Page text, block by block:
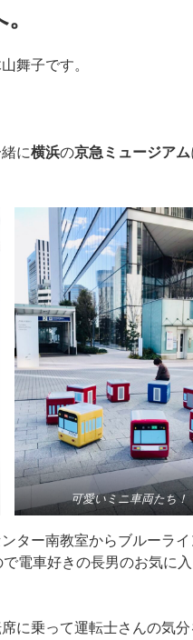
舞子です。
に横浜の京急ミュージアム
可愛いミニ車両たち！
ター南教室からブルーライ
電車好きの長男のお気に
に乗って運転士さんの気分